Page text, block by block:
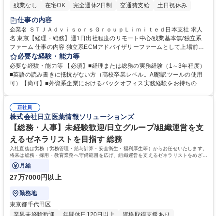
残業なし 在宅OK 完全週休2日制 交通費支給 土日祝休み
仕事の内容
企業名 ＳＴＪＡｄｖｉｓｏｒｓＧｒｏｕｐＬｉｍｉｔｅｄ日本支社 求人
名 東京【経理・総務】週1日出社程度のリモート中心/残業基本無/独立系
ファーム 仕事の内容 独立系ECMアドバイザリーファームとして上場前後
の資本市場戦略を設計する当社にて経理・総務をお任せします。基礎的な
バックオフィス業務からスタートし組織を支える専任担当として広く活躍
できる環境です。 ■日常経理、月次および年次決算サポート業務 ■本国
（グローバル）との英文メール対応（AI翻訳ツール等を使用しての対応で
業務をお任せします。残業も基本的には発生せず、ご自身のペースで業務
を進めやすく定着率の高い環境です。 募集職種 東京【経理・総務】週1日
出社程度のリモート中心/残業基本無/独立系ファーム
必要な経験・能力等
必要な経験・能力等 【必須】■経理または総務の実務経験（1～3年程度）
■英語の読み書きに抵抗がない方（高校卒業レベル。AI翻訳ツールの使用
可）【尚可】■外資系企業におけるバックオフィス実務経験をお持ちの方
【働き方について】現在は週4日程度の在宅勤務を実施しており、ワーク
ライフバランスを重視する方に最適な環境です（フルリモートも面接で相
談可）。【求める人物像】幅広いバックオフィス業務に柔軟に対応でき、
社内外と円滑にコミュニケーションを取りながら業務を推進できる方 学
歴・資格 学歴：大学院 大学 高専 短大 専修学校 高校 語学力： 資格：
正社員
株式会社日立医薬情報ソリューションズ
【総務・人事】未経験歓迎/日立グループ/組織運営を支
えるゼネラリストを目指す 総務
入社直後は労務（労務管理・給与計算・安全衛生・福利厚生等）からお任せいたします。
将来は総務・採用・教育業務へ守備範囲を広げ、組織運営を支えるゼネラリストをめざせ
ます。
月給
27万7000円以上
勤務地
東京都千代田区
業界未経験歓迎
年間休日120日以上
資格取得支援あり